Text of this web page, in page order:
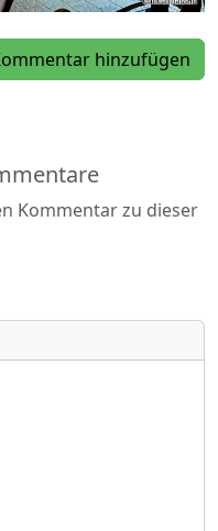
hinzufügen
Kommentar zu dieser